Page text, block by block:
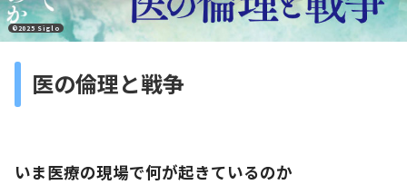
©2025 Siglo
医の倫理と戦争
いま医療の現場で何が起きているのか